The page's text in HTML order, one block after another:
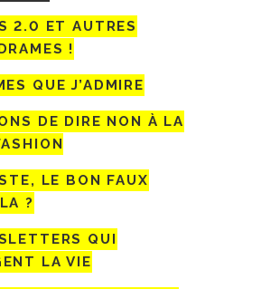
2.0 ET AUTRES
!
QUE J’ADMIRE
DE DIRE NON À LA
LE BON FAUX
?
QUI
LA VIE